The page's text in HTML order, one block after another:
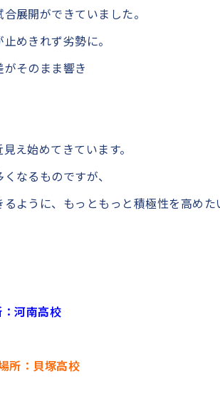
展開ができていました。
めきれず劣勢に。
そのまま響き
え始めてきています。
なるものですが、
ように、もっともっと積極性を高めた
河南高校
：貝塚高校